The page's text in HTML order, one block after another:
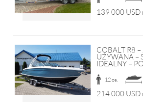
139 000 USD
COBALT R8
UŻYWANA –
IDEALNY –
12 os.
214 000 USD